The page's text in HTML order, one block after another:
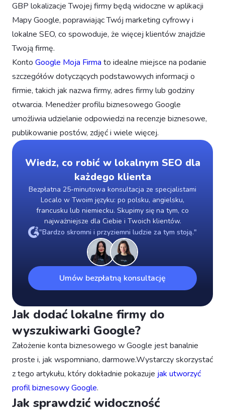
GBP lokalizacje Twojej firmy będą widoczne w aplikacji
Mapy Google, poprawiając Twój marketing cyfrowy i
lokalne SEO, co spowoduje, że więcej klientów znajdzie
Twoją firmę.
Konto Google Moja Firma to idealne miejsce na podanie
szczegółów dotyczących podstawowych informacji o
firmie, takich jak nazwa firmy, adres firmy lub godziny
otwarcia. Menedżer profilu biznesowego Google
umożliwia udzielanie odpowiedzi na recenzje biznesowe,
publikowanie postów, zdjęć i wiele więcej.
Wiedz, co robić w lokalnym SEO dla
każdego klienta
Bezpłatna 25-minutowa konsultacja ze specjalistami
Localo w Twoim języku: po polsku, angielsku,
francusku lub niemiecku. Skupimy się na tym, co
najważniejsze dla Ciebie i Twoich klientów.
"Bardzo skromni i przyziemni ludzie za tym stoją."
Umów bezpłatną konsultację
Jak dodać lokalne firmy do
wyszukiwarki Google?
Założenie konta biznesowego w Google jest banalnie
proste i, jak wspomniano, darmowe.Wystarczy skorzystać
z tego artykułu, który dokładnie pokazuje jak utworzyć
profil biznesowy Google.
Jak sprawdzić widoczność